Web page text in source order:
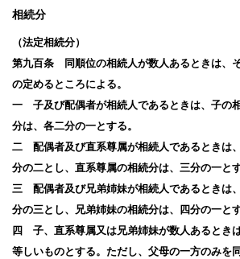
相続分
（法定相続分）
第九百条 同順位の相続人が数人あるときは、
の定めるところによる。
一 子及び配偶者が相続人であるときは、子の
分は、各二分の一とする。
二 配偶者及び直系尊属が相続人であるときは
分の二とし、直系尊属の相続分は、三分の一とす
三 配偶者及び兄弟姉妹が相続人であるときは
分の三とし、兄弟姉妹の相続分は、四分の一とす
四 子、直系尊属又は兄弟姉妹が数人あるとき
等しいものとする。ただし、父母の一方のみを